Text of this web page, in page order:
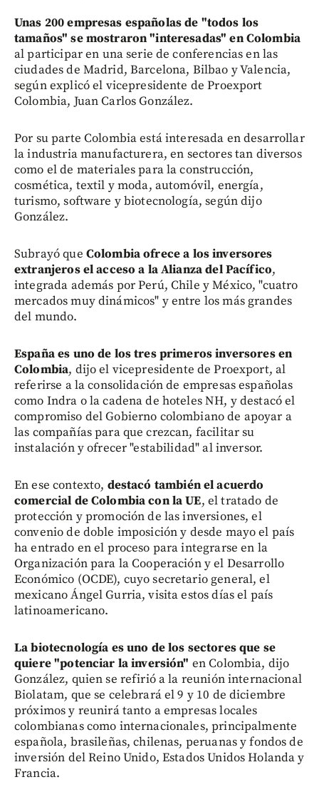
Unas 200 empresas españolas de "todos los
tamaños" se mostraron "interesadas" en Colombia
al participar en una serie de conferencias en las
ciudades de Madrid, Barcelona, Bilbao y Valencia,
según explicó el vicepresidente de Proexport
Colombia, Juan Carlos González.
Por su parte Colombia está interesada en desarrollar
la industria manufacturera, en sectores tan diversos
como el de materiales para la construcción,
cosmética, textil y moda, automóvil, energía,
turismo, software y biotecnología, según dijo
González.
Subrayó que Colombia ofrece a los inversores
extranjeros el acceso a la Alianza del Pacífico,
integrada además por Perú, Chile y México, "cuatro
mercados muy dinámicos" y entre los más grandes
del mundo.
España es uno de los tres primeros inversores en
Colombia, dijo el vicepresidente de Proexport, al
referirse a la consolidación de empresas españolas
como Indra o la cadena de hoteles NH, y destacó el
compromiso del Gobierno colombiano de apoyar a
las compañías para que crezcan, facilitar su
instalación y ofrecer "estabilidad" al inversor.
En ese contexto, destacó también el acuerdo
comercial de Colombia con la UE, el tratado de
protección y promoción de las inversiones, el
convenio de doble imposición y desde mayo el país
ha entrado en el proceso para integrarse en la
Organización para la Cooperación y el Desarrollo
Económico (OCDE), cuyo secretario general, el
mexicano Ángel Gurria, visita estos días el país
latinoamericano.
La biotecnología es uno de los sectores que se
quiere "potenciar la inversión" en Colombia, dijo
González, quien se refirió a la reunión internacional
Biolatam, que se celebrará el 9 y 10 de diciembre
próximos y reunirá tanto a empresas locales
colombianas como internacionales, principalmente
española, brasileñas, chilenas, peruanas y fondos de
inversión del Reino Unido, Estados Unidos Holanda y
Francia.